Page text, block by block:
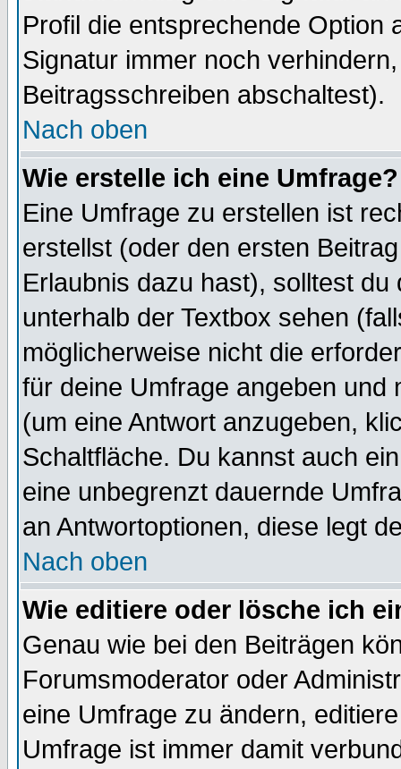
Profil die entsprechende Option
Signatur immer noch
Beitragsschreiben abschaltest).
Nach oben
Wie erstelle ich eine Umfrage?
Eine Umfrage zu erstellen ist
erstellst (oder den ersten
Erlaubnis dazu hast), solltest
unterhalb der Textbox sehen
möglicherweise nicht die
für deine Umfrage angeben und
(um eine Antwort anzugeben,
Schaltfläche. Du kannst auch
eine unbegrenzt dauernde
an Antwortoptionen, diese legt
Nach oben
Wie editiere oder lösche ich
Genau wie bei den Beiträgen
Forumsmoderator oder
eine Umfrage zu ändern,
Umfrage ist immer damit